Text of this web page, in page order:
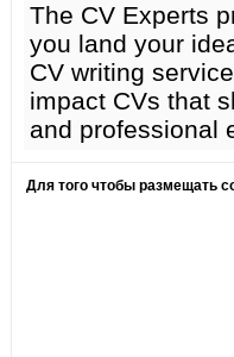
The CV Experts
you land your
CV writing
impact CVs that
and professional
Для того чтобы размещать